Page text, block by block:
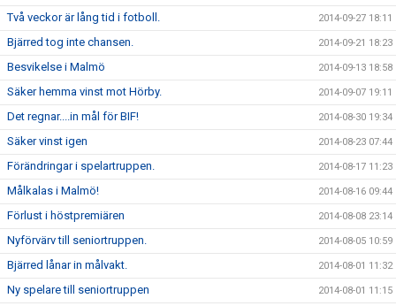
Två veckor är lång tid i fotboll. 2014-09-27 18:11
Bjärred tog inte chansen. 2014-09-21 18:23
Besvikelse i Malmö 2014-09-13 18:58
Säker hemma vinst mot Hörby. 2014-09-07 19:11
Det regnar....in mål för BIF! 2014-08-30 19:34
Säker vinst igen 2014-08-23 07:44
Förändringar i spelartruppen. 2014-08-17 11:23
Målkalas i Malmö! 2014-08-16 09:44
Förlust i höstpremiären 2014-08-08 23:14
Nyförvärv till seniortruppen. 2014-08-05 10:59
Bjärred lånar in målvakt. 2014-08-01 11:32
Ny spelare till seniortruppen 2014-08-01 11:15